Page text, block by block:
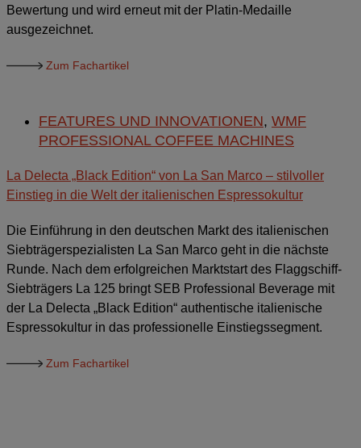
Bewertung und wird erneut mit der Platin-Medaille
ausgezeichnet.
Zum Fachartikel
FEATURES UND INNOVATIONEN, WMF
PROFESSIONAL COFFEE MACHINES
La Delecta „Black Edition“ von La San Marco – stilvoller
Einstieg in die Welt der italienischen Espressokultur
Die Einführung in den deutschen Markt des italienischen
Siebträgerspezialisten La San Marco geht in die nächste
Runde. Nach dem erfolgreichen Marktstart des Flaggschiff-
Siebträgers La 125 bringt SEB Professional Beverage mit
der La Delecta „Black Edition“ authentische italienische
Espressokultur in das professionelle Einstiegssegment.
Zum Fachartikel